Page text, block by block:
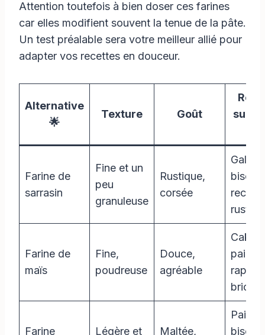
Attention toutefois à bien doser ces farines
car elles modifient souvent la tenue de la pâte.
Un test préalable sera votre meilleur allié pour
adapter vos recettes en douceur.
Alternative
🌟
Texture Goût
Farine de
sarrasin
Fine et un
peu
granuleuse
Rustique,
corsée
Farine de
maïs
Fine,
poudreuse
Douce,
agréable
Cakes,
pains
Farine
Légère et
Maltée,
Pains,